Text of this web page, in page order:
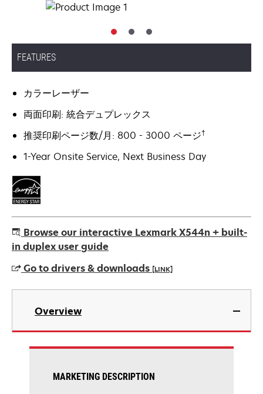
FEATURES
カラーレーザー
両面印刷: 統合デュプレックス
推奨印刷ページ数/月: 800 - 3000 ページ†
1-Year Onsite Service, Next Business Day
Browse our interactive Lexmark X544n + built-
in duplex user guide
Go to drivers & downloads [LINK]
新
タ
Overview
MARKETING DESCRIPTION